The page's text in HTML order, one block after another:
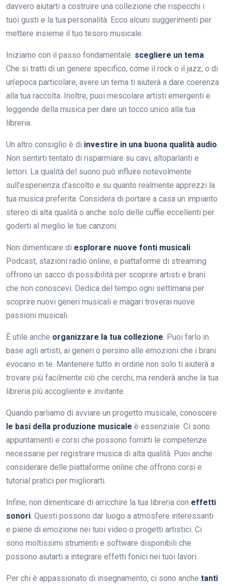
davvero aiutarti a costruire una collezione che rispecchi i
tuoi gusti e la tua personalità. Ecco alcuni suggerimenti per
mettere insieme il tuo tesoro musicale.
Iniziamo con il passo fondamentale: scegliere un tema.
Che si tratti di un genere specifico, come il rock o il jazz, o di
un’epoca particolare, avere un tema ti aiuterà a dare coerenza
alla tua raccolta. Inoltre, puoi mescolare artisti emergenti e
leggende della musica per dare un tocco unico alla tua
libreria.
Un altro consiglio è di investire in una buona qualità audio.
Non sentirti tentato di risparmiare su cavi, altoparlanti e
lettori. La qualità del suono può influire notevolmente
sull’esperienza d’ascolto e su quanto realmente apprezzi la
tua musica preferita. Considera di portare a casa un impianto
stereo di alta qualità o anche solo delle cuffie eccellenti per
goderti al meglio le tue canzoni.
Non dimenticare di esplorare nuove fonti musicali.
Podcast, stazioni radio online, e piattaforme di streaming
offrono un sacco di possibilità per scoprire artisti e brani
che non conoscevi. Dedica del tempo ogni settimana per
scoprire nuovi generi musicali e magari troverai nuove
passioni musicali.
È utile anche organizzare la tua collezione. Puoi farlo in
base agli artisti, ai generi o persino alle emozioni che i brani
evocano in te. Mantenere tutto in ordine non solo ti aiuterà a
trovare più facilmente ciò che cerchi, ma renderà anche la tua
libreria più accogliente e invitante.
Quando parliamo di avviare un progetto musicale, conoscere
le basi della produzione musicale è essenziale. Ci sono
appuntamenti e corsi che possono fornirti le competenze
necessarie per registrare musica di alta qualità. Puoi anche
considerare delle piattaforme online che offrono corsi e
tutorial pratici per migliorarti.
Infine, non dimenticare di arricchire la tua libreria con effetti
sonori. Questi possono dar luogo a atmosfere interessanti
e piene di emozione nei tuoi video o progetti artistici. Ci
sono moltissimi strumenti e software disponibili che
possono aiutarti a integrare effetti fonici nei tuoi lavori.
Per chi è appassionato di insegnamento, ci sono anche tanti